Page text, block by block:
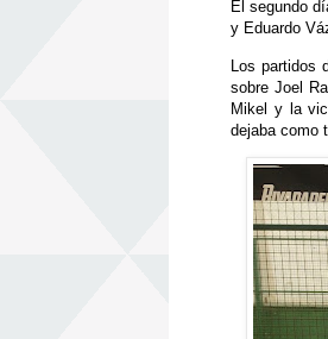
El segundo
y Eduardo
Los partidos
sobre Joel
Mikel y la
dejaba como